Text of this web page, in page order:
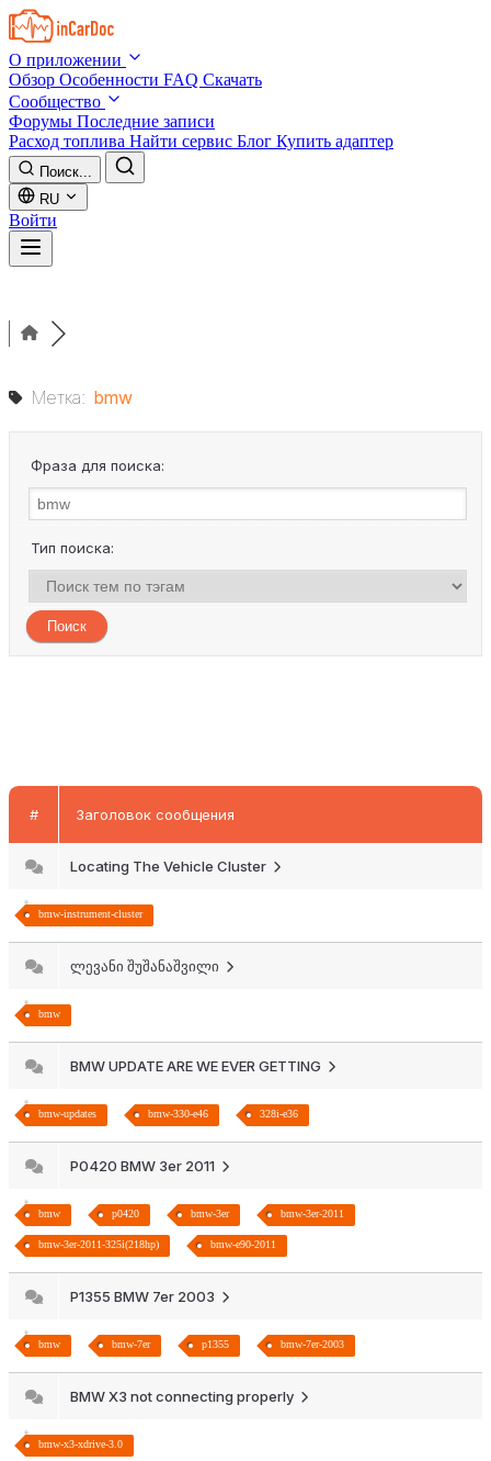
Skip to main content
О приложении
Обзор Особенности FAQ Скачать
Сообщество
Форумы Последние записи
Расход топлива Найти сервис Блог Купить адаптер
Поиск...
RU
Войти
Метка: bmw
Фраза для поиска:
Тип поиска:
# Заголовок сообщения
Locating The Vehicle Cluster
bmw-instrument-cluster
ლევანი შუშანაშვილი
bmw
BMW UPDATE ARE WE EVER GETTING
bmw-updates bmw-330-e46 328i-e36
P0420 BMW 3er 2011
bmw p0420 bmw-3er bmw-3er-2011
bmw-3er-2011-325i(218hp) bmw-e90-2011
P1355 BMW 7er 2003
bmw bmw-7er p1355 bmw-7er-2003
BMW X3 not connecting properly
bmw-x3-xdrive-3.0